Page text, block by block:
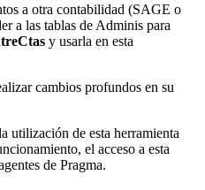
a otra contabilidad (SAGE o
a las tablas de Adminis para
y usarla en esta
cambios profundos en su
utilización de esta herramienta
el acceso a esta
de Pragma.